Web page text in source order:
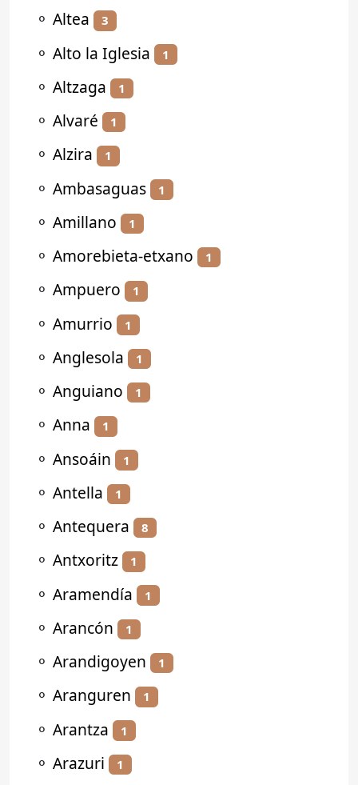
⚬ Altea 3
⚬ Alto la Iglesia 1
⚬ Altzaga 1
⚬ Alvaré 1
⚬ Alzira 1
⚬ Ambasaguas 1
⚬ Amillano 1
⚬ Amorebieta-etxano 1
⚬ Ampuero 1
⚬ Amurrio 1
⚬ Anglesola 1
⚬ Anguiano 1
⚬ Anna 1
⚬ Ansoáin 1
⚬ Antella 1
⚬ Antequera 8
⚬ Antxoritz 1
⚬ Aramendía 1
⚬ Arancón 1
⚬ Arandigoyen 1
⚬ Aranguren 1
⚬ Arantza 1
⚬ Arazuri 1